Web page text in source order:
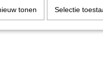
tonen Selectie